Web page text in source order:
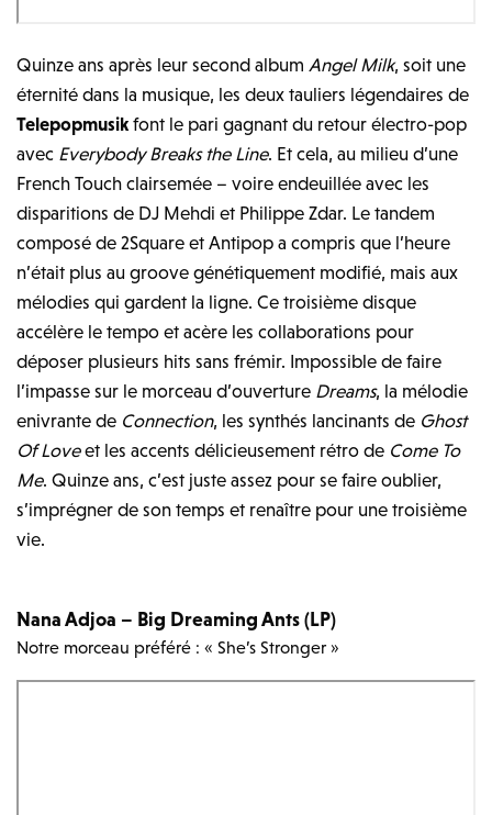
Quinze ans après leur second album Angel Milk, soit une
éternité dans la musique, les deux tauliers légendaires de
Telepopmusik font le pari gagnant du retour électro-pop
avec Everybody Breaks the Line. Et cela, au milieu d’une
French Touch clairsemée – voire endeuillée avec les
disparitions de DJ Mehdi et Philippe Zdar. Le tandem
composé de 2Square et Antipop a compris que l’heure
n’était plus au groove génétiquement modifié, mais aux
mélodies qui gardent la ligne. Ce troisième disque
accélère le tempo et acère les collaborations pour
déposer plusieurs hits sans frémir. Impossible de faire
l’impasse sur le morceau d’ouverture Dreams, la mélodie
enivrante de Connection, les synthés lancinants de Ghost
Of Loveet les accents délicieusement rétro de Come To
Me. Quinze ans, c’est juste assez pour se faire oublier,
s’imprégner de son temps et renaître pour une troisième
vie.
Nana Adjoa – Big Dreaming Ants (LP)
Notre morceau préféré : « She’s Stronger »